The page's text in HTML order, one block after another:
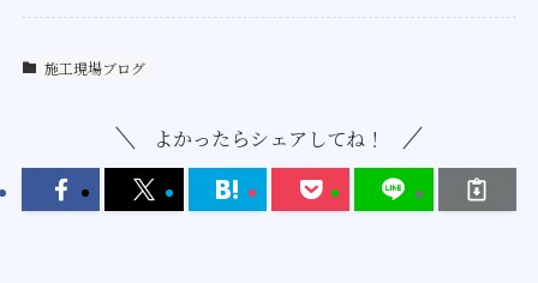
施工現場ブログ
よかったらシェアしてね！